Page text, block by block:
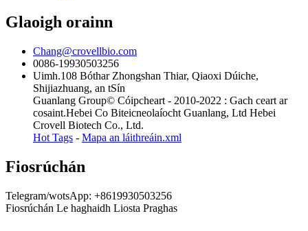
Glaoigh orainn
Chang@crovellbio.com
0086-19930503256
Uimh.108 Bóthar Zhongshan Thiar, Qiaoxi Dúiche,
Shijiazhuang, an tSín
Guanlang Group© Cóipcheart - 2010-2022 : Gach ceart ar
cosaint.Hebei Co Biteicneolaíocht Guanlang, Ltd Hebei
Crovell Biotech Co., Ltd.
Hot Tags - Mapa an láithreáin.xml
Fiosrúchán
Telegram/wotsApp: +8619930503256
Fiosrúchán Le haghaidh Liosta Praghas